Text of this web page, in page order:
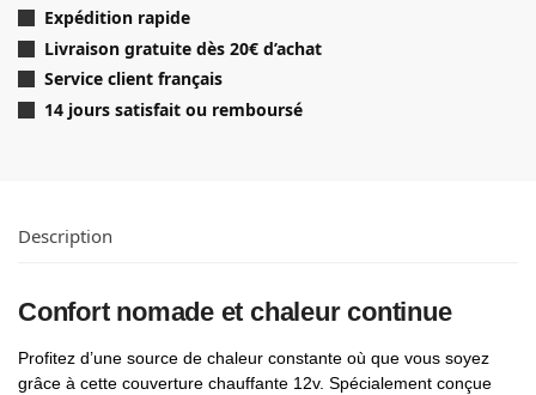
Expédition rapide
Livraison gratuite dès 20€ d’achat
Service client français
14 jours satisfait ou remboursé
Description
Confort nomade et chaleur continue
Profitez d’une source de chaleur constante où que vous soyez
grâce à cette couverture chauffante 12v. Spécialement conçue